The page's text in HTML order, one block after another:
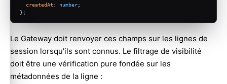
createdAt : number;
};
Le Gateway doit renvoyer ces champs sur les lignes de
session lorsqu'ils sont connus. Le filtrage de visibilité
doit être une vérification pure fondée sur les
métadonnées de la ligne :